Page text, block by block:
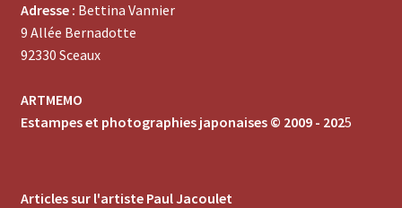
Adresse : Bettina Vannier
9 Allée Bernadotte
92330 Sceaux
ARTMEMO
Estampes et photographies japonaises © 2009 - 2025
Articles sur l'artiste Paul Jacoulet